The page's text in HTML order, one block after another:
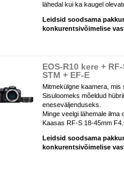
lähedal kui ka kaugel
Leidsid soodsama
konkurentsivõimelise
EOS-R10 kere +
STM + EF-E
Mitmekülgne kaamera, mis
Sisuloomeks mõeldud
eneseväljenduseks.
Minge veelgi lähemale ilma
Kaasas RF-S 18-45mm
Leidsid soodsama
konkurentsivõimelise